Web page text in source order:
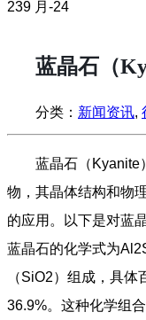
239 月-24
蓝晶石（
分类： 新闻资讯,
蓝晶石（Kyanite
物，其晶体结构和物
的应用。以下是对蓝
蓝晶石的化学式为
（SiO2）组成，具
36.9%。这种化学组